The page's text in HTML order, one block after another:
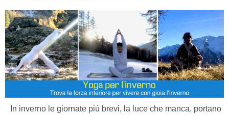
In inverno le giornate più brevi, la luce che manca, portano